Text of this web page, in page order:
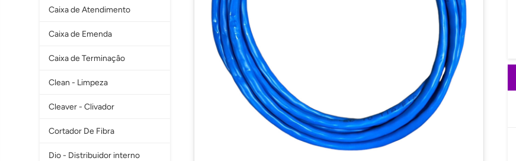
Caixa de Atendimento
Caixa de Emenda
Caixa de Terminaçâo
Clean - Limpeza
Cleaver - Clivador
Cortador De Fibra
Dio - Distribuidor interno